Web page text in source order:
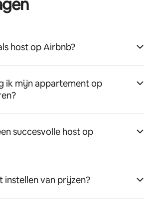
host op Airbnb?
ik mijn appartement op
succesvolle host op
instellen van prijzen?